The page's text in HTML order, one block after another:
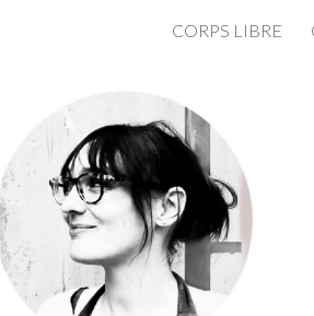
CORPS LIBRE